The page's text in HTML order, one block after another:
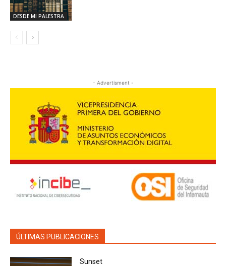
DESDE MI PALESTRA
- Advertisment -
ÚLTIMAS PUBLICACIONES
Sunset